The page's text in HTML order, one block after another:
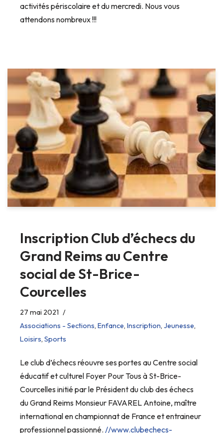
activités périscolaire et du mercredi. Nous vous
attendons nombreux !!!
Inscription Club d’échecs du
Grand Reims au Centre
social de St-Brice-
Courcelles
27 mai 2021
Associations - Sections, Enfance, Inscription, Jeunesse,
Loisirs, Sports
Le club d’échecs réouvre ses portes au Centre social
éducatif et culturel Foyer Pour Tous à St-Brice-
Courcelles initié par le Président du club des échecs
du Grand Reims Monsieur FAVAREL Antoine, maître
international en championnat de France et entraineur
professionnel passionné. //www.clubechecs-